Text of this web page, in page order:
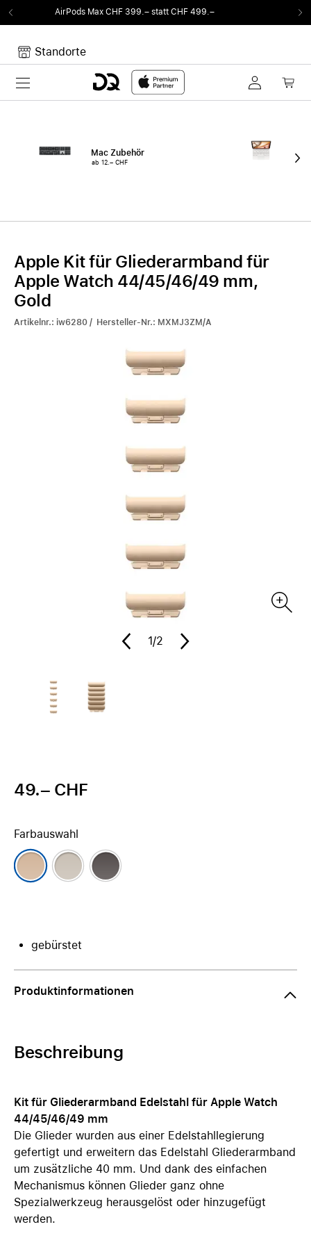
CHF 399.– statt CHF 499.– Von Sound auf
Standorte
Toggle navigation
Mac Zubehör
ab 12.– CHF ab
Apple Kit für Gliederarmband für
Apple Watch 44/45/46/49 mm,
Gold
Artikelnr.: iw6280 / Hersteller-Nr.: MXMJ3ZM/A
1/2
49.– CHF
Farbauswahl
gebürstet
Produktinformationen
Beschreibung
Kit für Gliederarmband Edelstahl für Apple Watch
44/45/46/49 mm
Die Glieder wurden aus einer Edelstahllegierung
gefertigt und erweitern das Edelstahl Gliederarmband
um zusätzliche 40 mm. Und dank des einfachen
Mechanismus können Glieder ganz ohne
Spezialwerkzeug herausgelöst oder hinzugefügt
werden.